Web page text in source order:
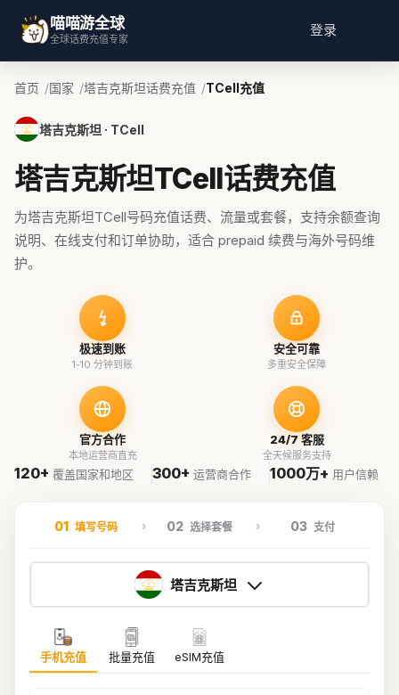
喵喵游全球
全球话费充值专家
登录
首页 国家 塔吉克斯坦话费充值 TCell充值
塔吉克斯坦 · TCell
塔吉克斯坦TCell话费充值
为塔吉克斯坦TCell号码充值话费、流量或套餐，支持余额查询
说明、在线支付和订单协助，适合 prepaid 续费与海外号码维
护。
极速到账
1-10 分钟到账
安全可靠
多重安全保障
官方合作
本地运营商直充
24/7 客服
全天候服务支持
120+ 覆盖国家和地区 300+ 运营商合作 1000万+ 用户信赖
01 填写号码 02 选择套餐 03 支付
塔吉克斯坦
手机充值 批量充值 eSIM充值